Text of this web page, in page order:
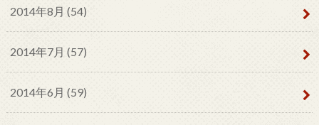
2014年8月 (54)
2014年7月 (57)
2014年6月 (59)